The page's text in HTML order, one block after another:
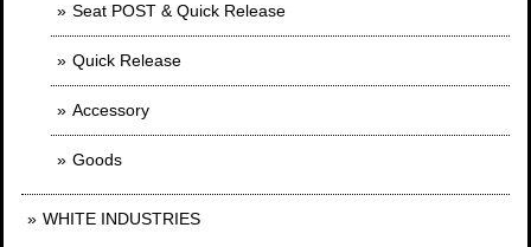
Seat POST & Quick Release
Quick Release
Accessory
Goods
WHITE INDUSTRIES